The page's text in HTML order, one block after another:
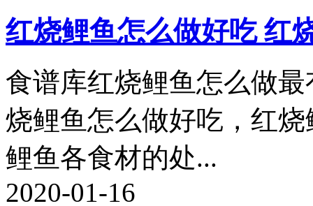
红烧鲤鱼怎么做好吃 红
食谱库红烧鲤鱼怎么做
烧鲤鱼怎么做好吃，红
鲤鱼各食材的处...
2020-01-16